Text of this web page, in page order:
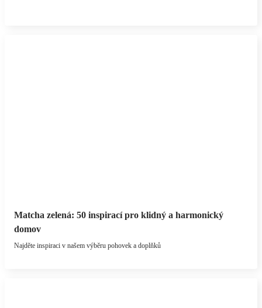
Matcha zelená: 50 inspirací pro klidný a harmonický
domov
Najděte inspiraci v našem výběru pohovek a doplňků